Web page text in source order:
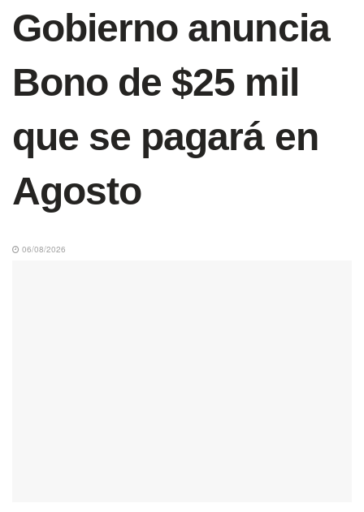
Gobierno anuncia
Bono de $25 mil
que se pagará en
Agosto
06/08/2026